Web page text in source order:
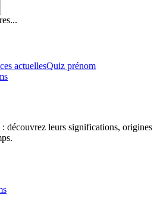
actuellesQuiz prénom
découvrez leurs significations, origines